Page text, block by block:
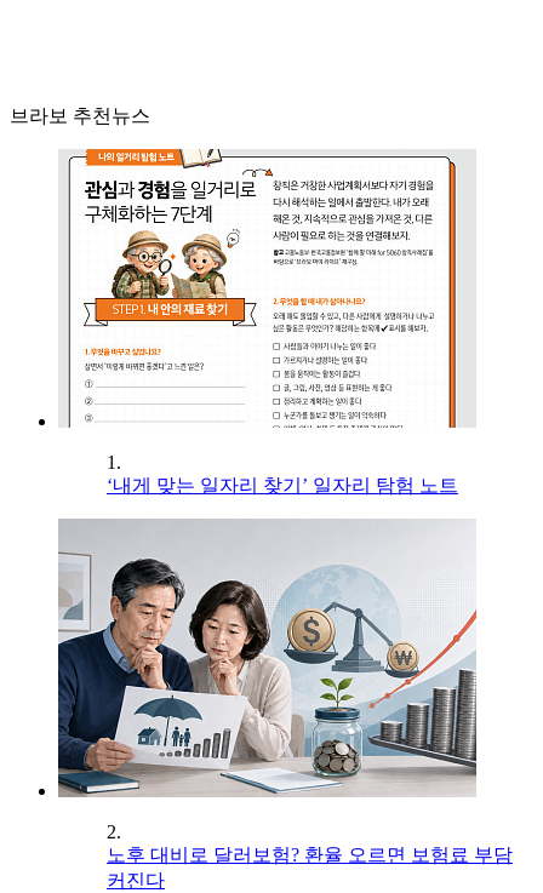
브라보 추천뉴스
1.
‘내게 맞는 일자리 찾기’ 일자리 탐험 노트
2.
노후 대비로 달러보험? 환율 오르면 보험료 부담
커진다